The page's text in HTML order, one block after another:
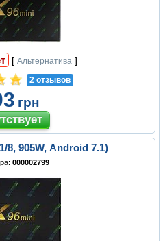
[Альтернатива ]
2 отзывов
грн
8, 905W, Android 7.1)
000002799